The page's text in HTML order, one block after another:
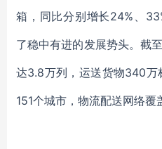
箱，同比分别增长24%、
了稳中有进的发展势头。截
达3.8万列，运送货物340
151个城市，物流配送网络覆